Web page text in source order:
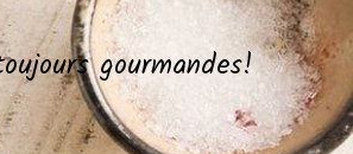
gourmandes!